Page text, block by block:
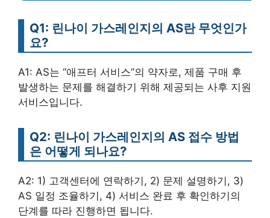
Q1: 린나이 가스레인지의 AS란 무엇인가
요?
A1: AS는 “애프터 서비스”의 약자로, 제품 구매 후
발생하는 문제를 해결하기 위해 제공되는 사후 지원
서비스입니다.
Q2: 린나이 가스레인지의 AS 접수 방법
은 어떻게 되나요?
A2: 1) 고객센터에 연락하기, 2) 문제 설명하기, 3)
AS 일정 조율하기, 4) 서비스 완료 후 확인하기의
단계를 따라 진행하면 됩니다.